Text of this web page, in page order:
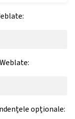
opționale: